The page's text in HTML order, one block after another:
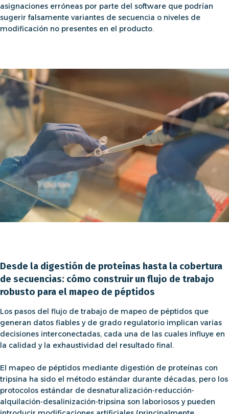
asignaciones erróneas por parte del software que podrían
sugerir falsamente variantes de secuencia o niveles de
modificación no presentes en el producto.
Desde la digestión de proteínas hasta la cobertura
de secuencias: cómo construir un flujo de trabajo
robusto para el mapeo de péptidos
Los pasos del flujo de trabajo de mapeo de péptidos que
generan datos fiables y de grado regulatorio implican varias
decisiones interconectadas, cada una de las cuales influye en
la calidad y la exhaustividad del resultado final.
El mapeo de péptidos mediante digestión de proteínas con
tripsina ha sido el método estándar durante décadas, pero los
protocolos estándar de desnaturalización-reducción-
alquilación-desalinización-tripsina son laboriosos y pueden